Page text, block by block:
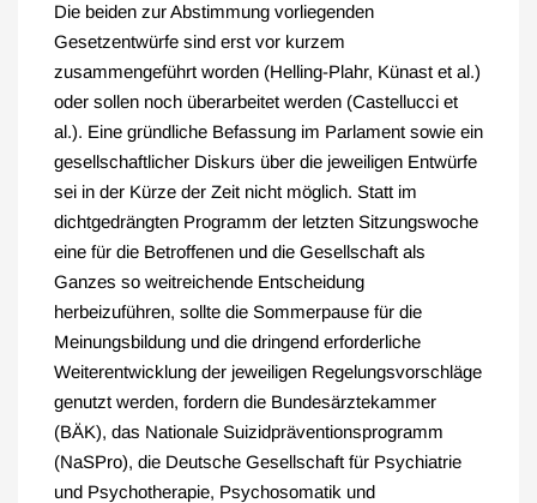
Die beiden zur Abstimmung vorliegenden
Gesetzentwürfe sind erst vor kurzem
zusammengeführt worden (Helling-Plahr, Künast et al.)
oder sollen noch überarbeitet werden (Castellucci et
al.). Eine gründliche Befassung im Parlament sowie ein
gesellschaftlicher Diskurs über die jeweiligen Entwürfe
sei in der Kürze der Zeit nicht möglich. Statt im
dichtgedrängten Programm der letzten Sitzungswoche
eine für die Betroffenen und die Gesellschaft als
Ganzes so weitreichende Entscheidung
herbeizuführen, sollte die Sommerpause für die
Meinungsbildung und die dringend erforderliche
Weiterentwicklung der jeweiligen Regelungsvorschläge
genutzt werden, fordern die Bundesärztekammer
(BÄK), das Nationale Suizidpräventionsprogramm
(NaSPro), die Deutsche Gesellschaft für Psychiatrie
und Psychotherapie, Psychosomatik und